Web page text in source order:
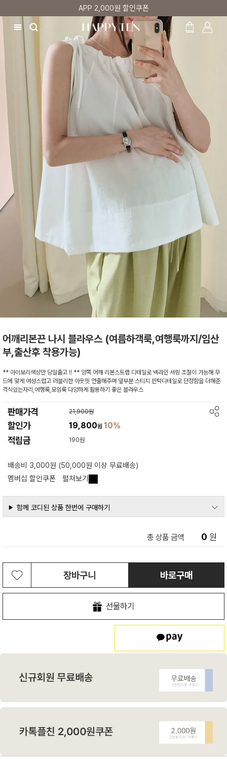
APP 2,000원 할인쿠폰
어깨리본끈 나시 블라우스 (여름하객룩,여행룩까지/임산
부,출산후 착용가능)
** 아이보리색상만 당일출고 !! ** 양쪽 어깨 리본스트랩 디테일로 넥라인 셔링 조절이 가능해 무
드에 맞게 여성스럽고 러블리한 아웃핏 연출해주며 앞부분 스티치 핀턱디테일로 단정함을 더해준
격식있는자리,여행룩,모임룩 다양하게 활용하기 좋은 블라우스
판매가격 21,900원
할인가 19,800원10%
적립금 190원
배송비 3,000원 (50,000원 이상 무료배송)
멤버십 할인쿠폰
펼쳐보기
함께 코디된 상품 한번에 구매하기
총 상품 금액 0 원
장바구니 바로구매
선물하기